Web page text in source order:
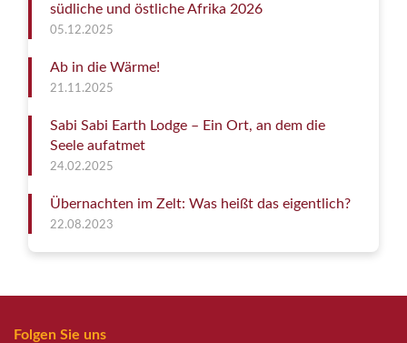
südliche und östliche Afrika 2026
05.12.2025
Ab in die Wärme!
21.11.2025
Sabi Sabi Earth Lodge – Ein Ort, an dem die
Seele aufatmet
24.02.2025
Übernachten im Zelt: Was heißt das eigentlich?
22.08.2023
Folgen Sie uns